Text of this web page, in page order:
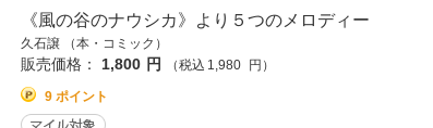
《風の谷のナウシカ》より５つのメロディー
久石譲 （本・コミック）
販売価格： 1,800 円 （税込 1,980 円 ）
9 ポイント